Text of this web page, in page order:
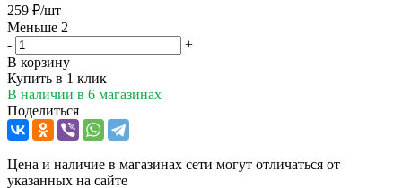
259 ₽/шт
Меньше 2
-
+
В корзину
Купить в 1 клик
В наличии в 6 магазинах
Поделиться
Цена и наличие в магазинах сети могут отличаться от
указанных на сайте